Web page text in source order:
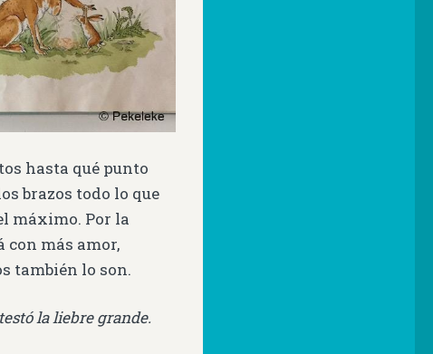
hasta qué punto
brazos todo lo que
máximo. Por la
con más amor,
también lo son.
la liebre grande.